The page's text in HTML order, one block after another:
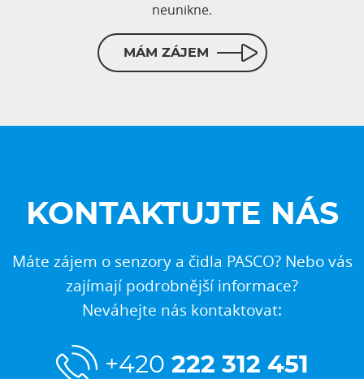
neunikne.
MÁM ZÁJEM
KONTAKTUJTE NÁS
Máte zájem o senzory a čidla PASCO? Nebo vás
zajímají podrobnější informace?
Neváhejte nás kontaktovat:
+420 222 312 451